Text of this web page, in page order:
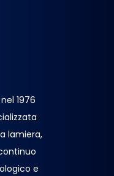
1976
lamiera,
e